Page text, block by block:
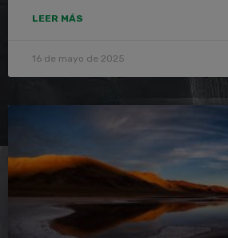
LEER MÁS
16 de mayo de 2025